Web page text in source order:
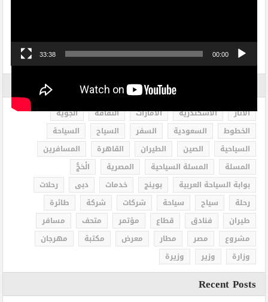
00:00
33:38
الاثار الاسكندرية الامارات الثقافة
الجوية
الخطوط
السعودية السفر السياح
السياحة
السياحية
الصين الطيران القاهرة
المسافرين
المسلة
المسلة السياحية المصرية
الْحَجُّ
بوابة السياحة العربية
بوينج خدمات دبى
رحلات
رحلة
سياح سياحة شركات شركة
طائرة
طيران
فنادق قطاع مؤتمر متحف
مسافر
مشروع
مصر مطار معرض مكتبة
مهرجان
وزارة
وزير وزيرة
Recent Posts